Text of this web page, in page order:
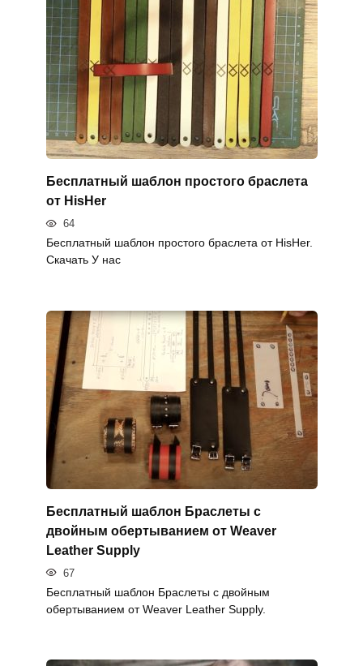
Бесплатный шаблон простого браслета
от HisHer
64
Бесплатный шаблон простого браслета от HisHer.
Скачать У нас
Бесплатный шаблон Браслеты с
двойным обертыванием от Weaver
Leather Supply
67
Бесплатный шаблон Браслеты с двойным
обертыванием от Weaver Leather Supply.